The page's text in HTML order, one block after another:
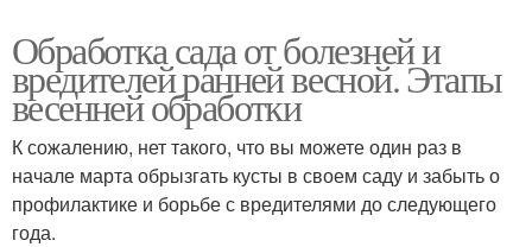
Обработка сада от болезней и
вредителей ранней весной. Этапы
весенней обработки
К сожалению, нет такого, что вы можете один раз в
начале марта обрызгать кусты в своем саду и забыть о
профилактике и борьбе с вредителями до следующего
года.